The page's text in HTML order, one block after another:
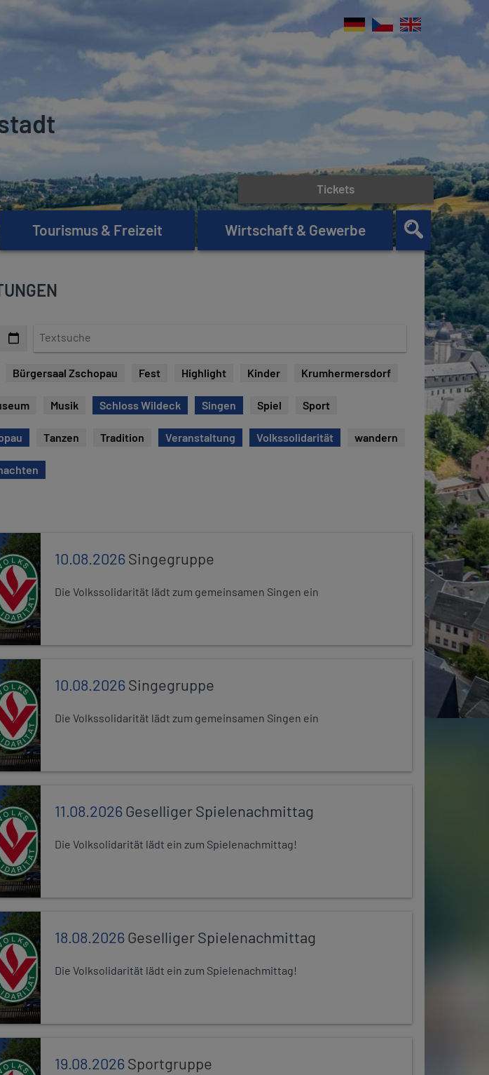
Tourismus & Freizeit Wirtschaft & Gewerbe
Tickets
t
Bürgersaal Zschopau Fest Highlight Kinder Krumhermersdorf
Musik Schloss Wildeck Singen Spiel Sport
Tanzen Tradition Veranstaltung Volkssolidarität wandern
10.08.2026Singegruppe
Die Volkssolidarität lädt zum gemeinsamen Singen ein
10.08.2026Singegruppe
Die Volkssolidarität lädt zum gemeinsamen Singen ein
11.08.2026Geselliger Spielenachmittag
Die Volksolidarität lädt ein zum Spielenachmittag!
18.08.2026Geselliger Spielenachmittag
Die Volksolidarität lädt ein zum Spielenachmittag!
19.08.2026Sportgruppe